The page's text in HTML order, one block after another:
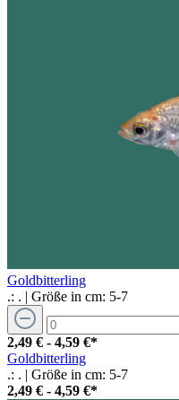
Goldbitterling
.: . | Größe in cm: 5-7
2,49 € - 4,59 €*
Goldbitterling
.: . | Größe in cm: 5-7
2,49 € - 4,59 €*